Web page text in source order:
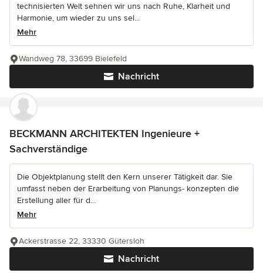
technisierten Welt sehnen wir uns nach Ruhe, Klarheit und
Harmonie, um wieder zu uns sel...
Mehr
Nachricht
Wandweg 78, 33699 Bielefeld
BECKMANN ARCHITEKTEN Ingenieure +
Sachverständige
Die Objektplanung stellt den Kern unserer Tätigkeit dar. Sie
umfasst neben der Erarbeitung von Planungs- konzepten die
Erstellung aller für d...
Mehr
Nachricht
Ackerstrasse 22, 33330 Gütersloh